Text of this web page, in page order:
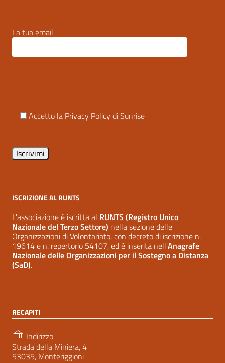
La tua email
Accetto la Privacy Policy di Sunrise
ISCRIZIONE AL RUNTS
L'associazione è iscritta al RUNTS (Registro Unico
Nazionale del Terzo Settore) nella sezione delle
Organizzazioni di Volontariato, con decreto di iscrizione n.
19614 e n. repertorio 54107, ed è inserita nell'Anagrafe
Nazionale delle Organizzazioni per il Sostegno a Distanza
(SaD).
RECAPITI
Indirizzo
Strada della Miniera, 4
53035, Monteriggioni